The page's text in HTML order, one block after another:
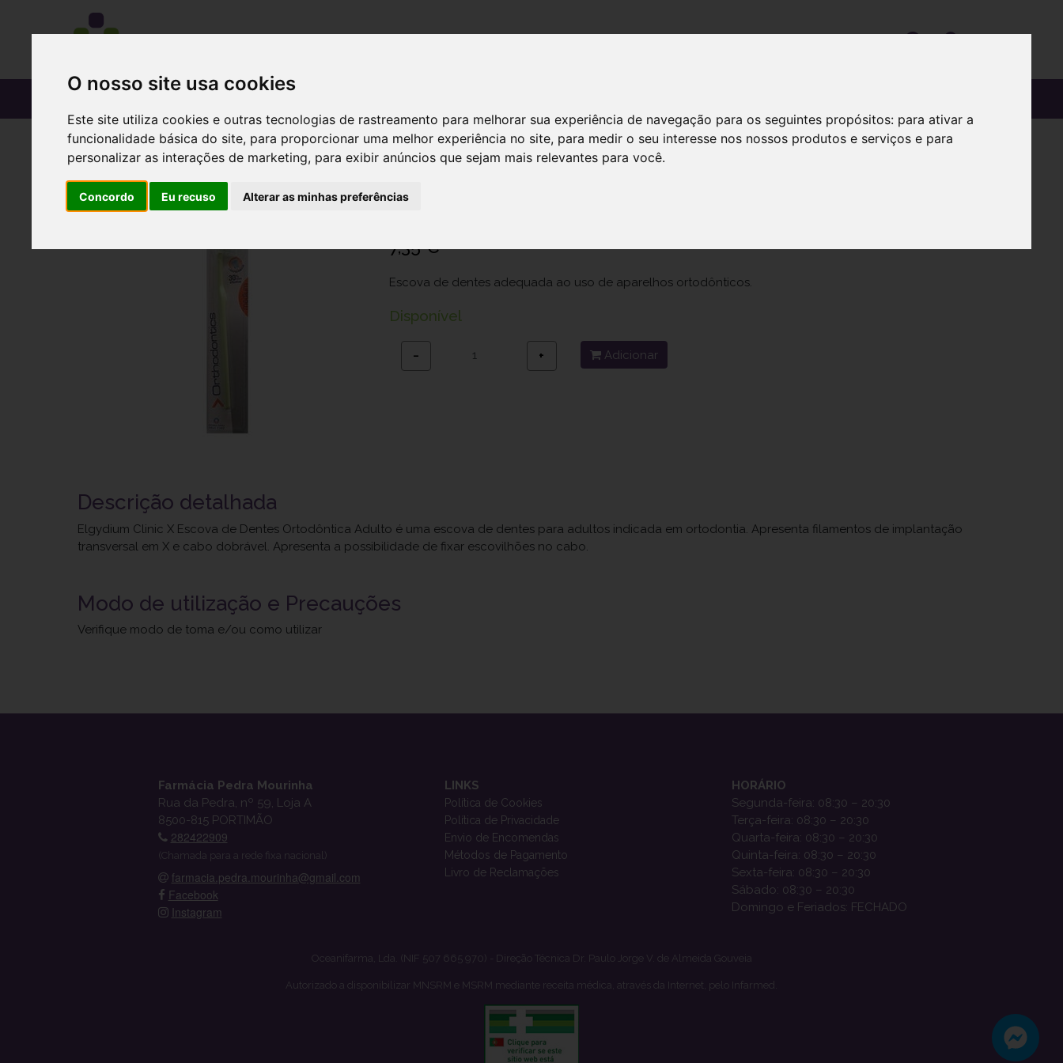
O nosso site usa cookies
Este site utiliza cookies e outras tecnologias de rastreamento para melhorar sua experiência de navegação para os seguintes propósitos: para ativar a
funcionalidade básica do site, para proporcionar uma melhor experiência no site, para medir o seu interesse nos nossos produtos e serviços e para
personalizar as interações de marketing, para exibir anúncios que sejam mais relevantes para você.
Concordo Eu recuso Alterar as minhas preferências
Elgydium Clinicx Esc Dent Orto Adulto
7,35 €
Escova de dentes adequada ao uso de aparelhos ortodônticos.
Disponível
− + Adicionar
Descrição detalhada
Elgydium Clinic X Escova de Dentes Ortodôntica Adulto é uma escova de dentes para adultos indicada em ortodontia. Apresenta filamentos de implantação
transversal em X e cabo dobrável. Apresenta a possibilidade de fixar escovilhões no cabo.
Modo de utilização e Precauções
Verifique modo de toma e/ou como utilizar
Farmácia Pedra Mourinha
Rua da Pedra, nº 59, Loja A
8500-815 PORTIMÃO
282422909
(Chamada para a rede fixa nacional)
farmacia.pedra.mourinha@gmail.com
Facebook
Instagram
LINKS
Política de Cookies
Política de Privacidade
Envio de Encomendas
Métodos de Pagamento
Livro de Reclamações
HORÁRIO
Segunda-feira: 08:30 – 20:30
Terça-feira: 08:30 – 20:30
Quarta-feira: 08:30 – 20:30
Quinta-feira: 08:30 – 20:30
Sexta-feira: 08:30 – 20:30
Sábado: 08:30 – 20:30
Domingo e Feriados: FECHADO
Oceanifarma, Lda. (NIF 507 665 970) - Direção Técnica Dr. Paulo Jorge V. de Almeida Gouveia
Autorizado a disponibilizar MNSRM e MSRM mediante receita médica, através da Internet, pelo Infarmed.